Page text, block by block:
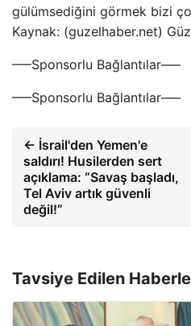
gülümsediğini görmek bizi
Kaynak: (guzelhaber.net)
—–Sponsorlu Bağlantılar—–
—–Sponsorlu Bağlantılar—–
← İsrail'den Yemen'e
saldırı! Husilerden sert
açıklama: “Savaş başladı,
Tel Aviv artık güvenli
değil!”
Tavsiye Edilen